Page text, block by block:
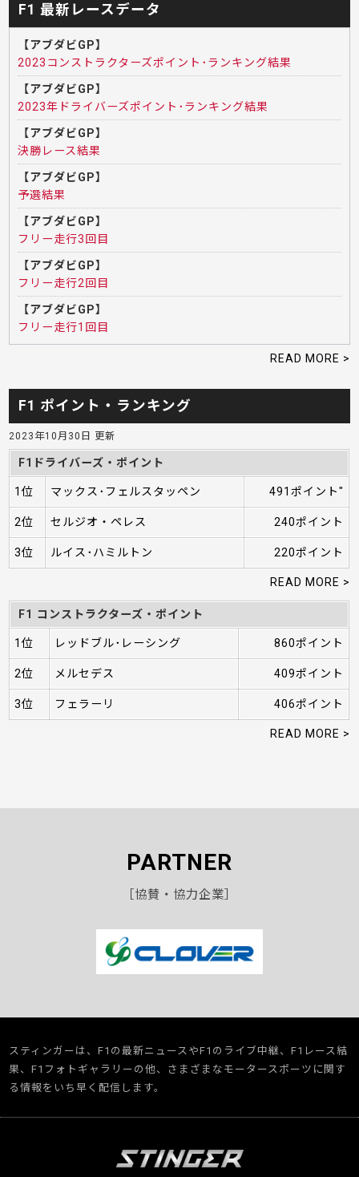
F1 最新レースデータ
【アブダビGP】
2023コンストラクターズポイント･ランキング結果
【アブダビGP】
2023年ドライバーズポイント･ランキング結果
【アブダビGP】
決勝レース結果
【アブダビGP】
予選結果
【アブダビGP】
フリー走行3回目
【アブダビGP】
フリー走行2回目
【アブダビGP】
フリー走行1回目
READ MORE >
F1 ポイント・ランキング
2023年10月30日 更新
F1ドライバーズ・ポイント
1位 マックス･フェルスタッペン 491ポイント"
2位 セルジオ・ペレス 240ポイント
3位 ルイス･ハミルトン 220ポイント
READ MORE >
F1 コンストラクターズ・ポイント
1位 レッドブル･レーシング 860ポイント
2位 メルセデス 409ポイント
3位 フェラーリ 406ポイント
READ MORE >
PARTNER
［協賛・協力企業］
スティンガーは、F1の最新ニュースやF1のライブ中継、F1レース結
果、F1フォトギャラリーの他、さまざまなモータースポーツに関す
る情報をいち早く配信します。